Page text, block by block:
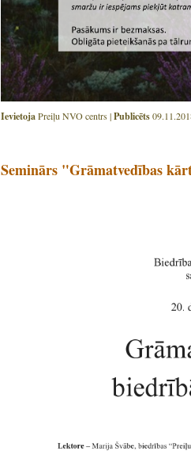
IevietojaPreiļu NVO centrs |Publicēts
Seminārs "Grāmatvedības